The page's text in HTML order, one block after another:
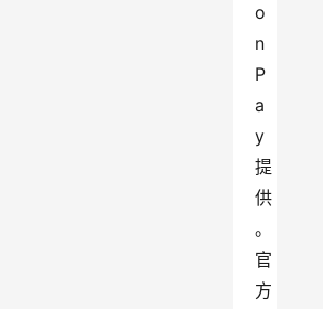
o
n
P
a
y
提
供
。
官
方